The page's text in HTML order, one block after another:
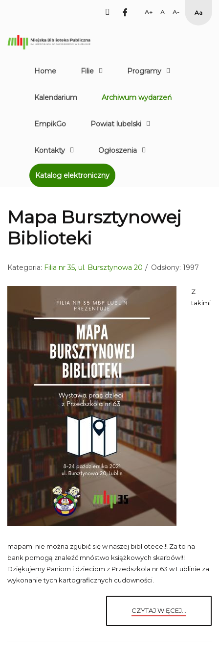
facebook
Set Set
Smaller
High
Home Filie Programy
Kalendarium Archiwum wydarzeń
EmpikGo Powiat lubelski
Kontakty Ogłoszenia
Katalog elektroniczny
Mapa Bursztynowej
Biblioteki
Kategoria: Filia nr 35, ul. Bursztynowa 20 Odsłony: 1997
Z
takimi
mapami nie można zgubić się w naszej bibliotece!!! Za to na
bank pomogą znaleźć mnóstwo książkowych skarbów!!!
Dziękujemy Paniom i dzieciom z Przedszkola nr 63 w Lublinie za
wykonanie tych kartograficznych cudowności.
CZYTAJ WIĘCEJ...